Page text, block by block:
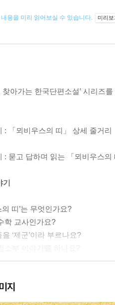
용을 미리 읽어보실 수 있습니다. 미리보
찾아가는 한국단편소설’ 시리즈를
: 「뫼비우스의 띠」 상세 줄거리
: 묻고 답하며 읽는 「뫼비우스의
의 띠’는 무엇인가요?
학 교사인가요?
‘제군’이라 부르나요?
무엇인가요?
지